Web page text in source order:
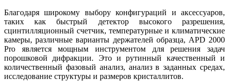
Благодаря широкому выбору конфигураций и аксессуаров,
таких как быстрый детектор высокого разрешения,
сцинтилляционный счетчик, температурные и климатические
камеры, различные варианты держателей образца, APD 2000
Pro является мощным инструментом для решения задач
порошковой дифракции. Это и рутинный качественный и
количественный фазовый анализ, анализ в заданных средах,
исследование структуры и размеров кристаллитов.